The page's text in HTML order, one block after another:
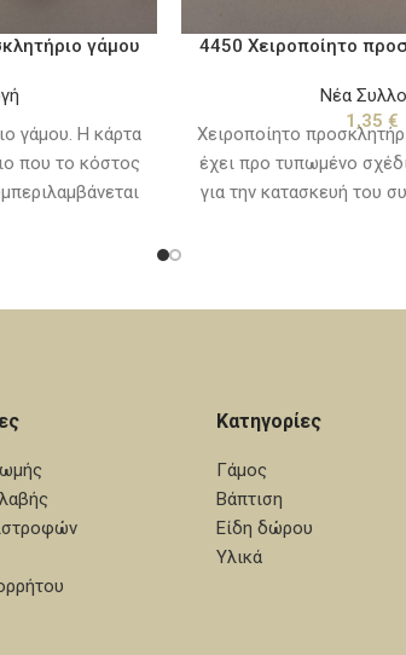
γάμου
γάμου. Η κάρτα
που το κόστος
η μακέτα.
4450 Χειροποίητο
Νέα
1,35 €
Χειροποίητο
έχει προ τυπωμένο
για την κατασκευή του
την ημερομηνία που θα
Κατηγορίες
Γάμος
Βάπτιση
Είδη δώρου
Υλικά